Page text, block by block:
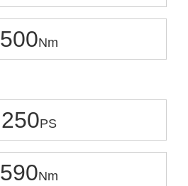
500
250
590